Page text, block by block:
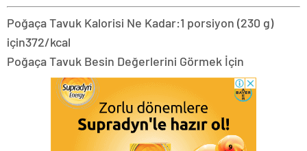
Poğaça Tavuk Kalorisi Ne Kadar:1 porsiyon (230 g)
için372/kcal
Poğaça Tavuk Besin Değerlerini Görmek İçin